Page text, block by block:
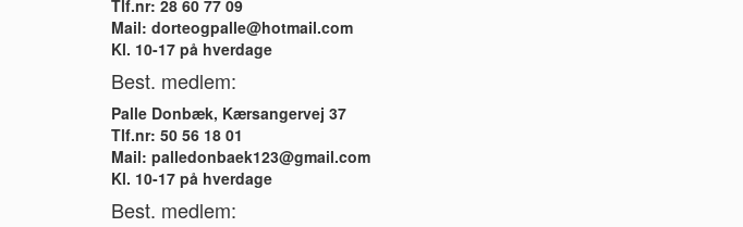
Tlf.nr: 28 60 77 09
Mail: dorteogpalle@hotmail.com
Kl. 10-17 på hverdage
Best. medlem:
Palle Donbæk, Kærsangervej 37
Tlf.nr: 50 56 18 01
Mail: palledonbaek123@gmail.com
Kl. 10-17 på hverdage
Best. medlem: